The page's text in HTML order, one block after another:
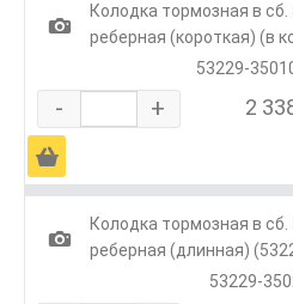
1
Колодка тормозная в
реберная (короткая) (в
53229-
- + 2
Ä
1
Колодка тормозная в
реберная (длинная)
53229-